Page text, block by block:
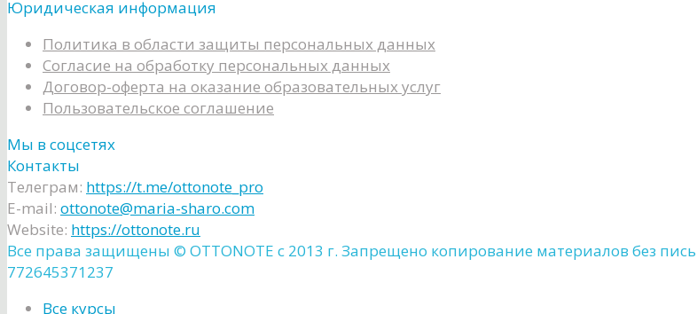
Юридическая информация
Политика в области защиты персональных данных
Согласие на обработку персональных данных
Договор-оферта на оказание образовательных услуг
Пользовательское соглашение
Мы в соцсетях
Контакты
Телеграм: https://t.me/ottonote_pro
E-mail: ottonote@maria-sharo.com
Website: https://ottonote.ru
Все права защищены ©️ OTTONOTE с 2013 г. Запрещено копирование материалов без
772645371237
Все курсы